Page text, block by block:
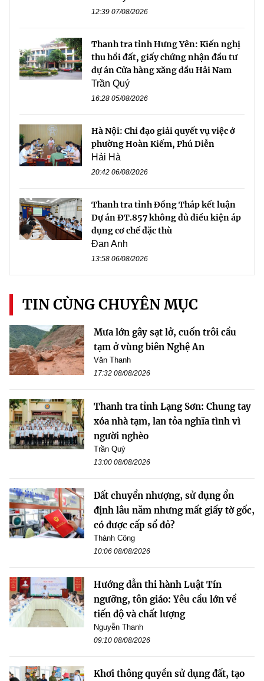
12:39 07/08/2026
Thanh tra tỉnh Hưng Yên: Kiến nghị
thu hồi đất, giấy chứng nhận đầu tư
dự án Cửa hàng xăng dầu Hải Nam
Trần Quý
16:28 05/08/2026
Hà Nội: Chỉ đạo giải quyết vụ việc ở
phường Hoàn Kiếm, Phú Diễn
Hải Hà
20:42 06/08/2026
Thanh tra tỉnh Đồng Tháp kết luận
Dự án ĐT.857 không đủ điều kiện áp
dụng cơ chế đặc thù
Đan Anh
13:58 06/08/2026
TIN CÙNG CHUYÊN MỤC
Mưa lớn gây sạt lở, cuốn trôi cầu
tạm ở vùng biên Nghệ An
Văn Thanh
17:32 08/08/2026
Thanh tra tỉnh Lạng Sơn: Chung tay
xóa nhà tạm, lan tỏa nghĩa tình vì
người nghèo
Trần Quý
13:00 08/08/2026
Đất chuyển nhượng, sử dụng ổn
định lâu năm nhưng mất giấy tờ gốc,
có được cấp sổ đỏ?
Thành Công
10:06 08/08/2026
Hướng dẫn thi hành Luật Tín
ngưỡng, tôn giáo: Yêu cầu lớn về
tiến độ và chất lượng
Nguyễn Thanh
09:10 08/08/2026
Khơi thông quyền sử dụng đất, tạo